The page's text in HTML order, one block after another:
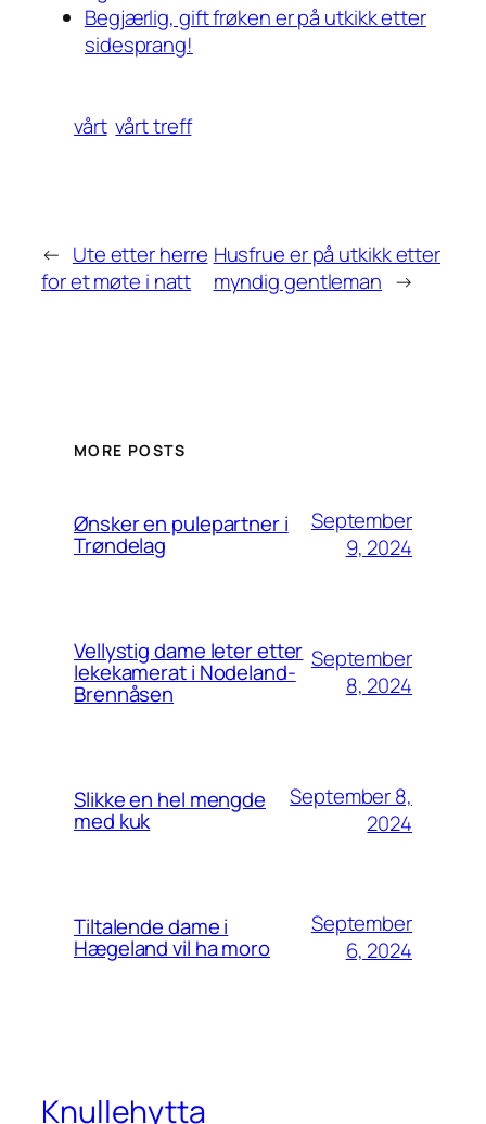
Begjærlig, gift frøken er på utkikk etter
sidesprang!
vårt vårt treff
← Ute etter herre
for et møte i natt
Husfrue er på utkikk etter
myndig gentleman →
MORE POSTS
Ønsker en pulepartner i
Trøndelag
September
9, 2024
Vellystig dame leter etter
lekekamerat i Nodeland-
Brennåsen
September
8, 2024
Slikke en hel mengde
med kuk
September 8,
2024
Tiltalende dame i
Hægeland vil ha moro
September
6, 2024
Knullehytta